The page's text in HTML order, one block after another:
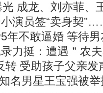
成龙、刘亦菲、
演员签“卖身契
年不敢逼婚 等待
力挺：遭遇＂农
转 受助孩子父亲发
名男星王宝强被